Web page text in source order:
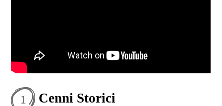
Cenni Storici